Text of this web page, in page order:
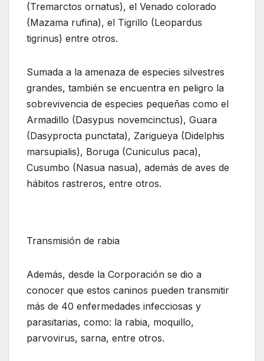
(Tremarctos ornatus), el Venado colorado
(Mazama rufina), el Tigrillo (Leopardus
tigrinus) entre otros.
Sumada a la amenaza de especies silvestres
grandes, también se encuentra en peligro la
sobrevivencia de especies pequeñas como el
Armadillo (Dasypus novemcinctus), Guara
(Dasyprocta punctata), Zarigueya (Didelphis
marsupialis), Boruga (Cuniculus paca),
Cusumbo (Nasua nasua), además de aves de
hábitos rastreros, entre otros.
Transmisión de rabia
Además, desde la Corporación se dio a
conocer que estos caninos pueden transmitir
más de 40 enfermedades infecciosas y
parasitarias, como: la rabia, moquillo,
parvovirus, sarna, entre otros.